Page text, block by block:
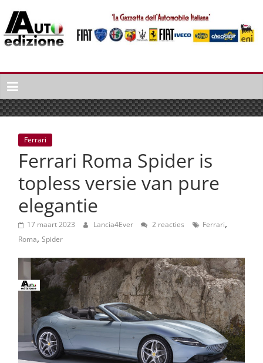
naar
inhoud
Auto
Edizione
La
Gazetta
dell'Automobile
Italiana
autonieuws
lifestyle
Ferrari
Ferrari Roma Spider is
topless versie van pure
elegantie
17 maart 2023 Lancia4Ever 2 reacties Ferrari,
Roma, Spider